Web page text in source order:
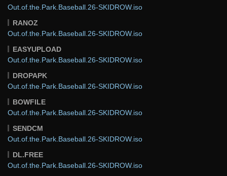
Out.of.the.Park.Baseball.26-SKIDROW.iso
RANOZ
Out.of.the.Park.Baseball.26-SKIDROW.iso
EASYUPLOAD
Out.of.the.Park.Baseball.26-SKIDROW.iso
DROPAPK
Out.of.the.Park.Baseball.26-SKIDROW.iso
BOWFILE
Out.of.the.Park.Baseball.26-SKIDROW.iso
SENDCM
Out.of.the.Park.Baseball.26-SKIDROW.iso
DL.FREE
Out.of.the.Park.Baseball.26-SKIDROW.iso